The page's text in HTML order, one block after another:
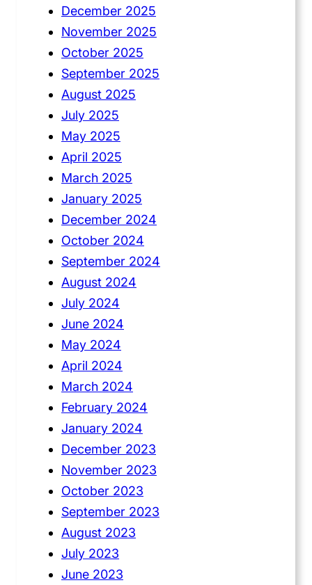
December 2025
November 2025
October 2025
September 2025
August 2025
July 2025
May 2025
April 2025
March 2025
January 2025
December 2024
October 2024
September 2024
August 2024
July 2024
June 2024
May 2024
April 2024
March 2024
February 2024
January 2024
December 2023
November 2023
October 2023
September 2023
August 2023
July 2023
June 2023